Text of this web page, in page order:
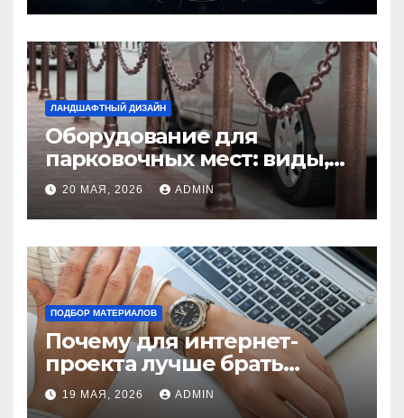
ЛАНДШАФТНЫЙ ДИЗАЙН
Оборудование для
парковочных мест: виды,
функции и нормы
установки
20 МАЯ, 2026 ADMIN
ПОДБОР МАТЕРИАЛОВ
Почему для интернет-
проекта лучше брать
отдельный сервер:
преимущества и ключевые
19 МАЯ, 2026 ADMIN